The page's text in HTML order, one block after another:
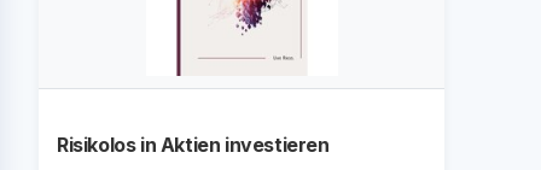
Risikolos in Aktien investieren